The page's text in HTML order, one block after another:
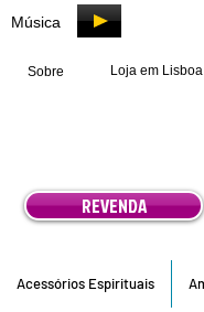
Música
Sobre Loja em Lisboa
REVENDA
Acessórios Espirituais